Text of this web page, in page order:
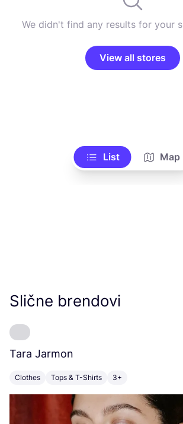
We didn't find any results for your
View all stores
List Map
Slične brendovi
Tara Jarmon
Clothes Tops & T-Shirts 3+